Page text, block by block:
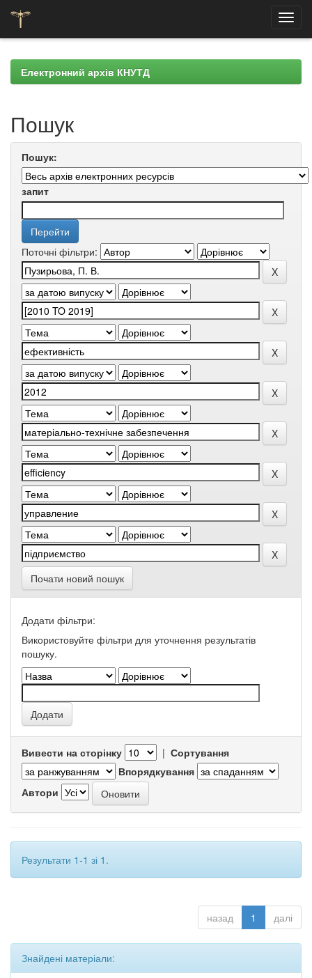
navigationЕлектронний архів КНУТД
Пошук
Пошук:
запит
Поточні фільтри:
Почати новий пошук
Додати фільтри:
Використовуйте фільтри для уточнення результатів
пошуку.
Вивести на сторінку | Сортування
Впорядкування
Автори
Результати 1-1 зі 1.
назад 1 далі
Знайдені матеріали: